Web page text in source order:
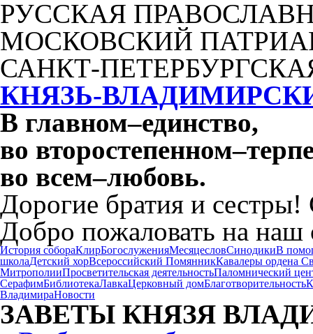
РУССКАЯ
МОСКОВСКИЙ
САНКТ-
КНЯЗЬ-
В главном–единство,
во второстепенном–
во всем–любовь.
Дорогие братия и
Добро пожаловать на наш
История собораКлирБогослуженияМесяцесловСинодикиВ
школаДетский хорВсероссийский ПомянникКавалеры ордена
МитрополииПросветительская деятельностьПаломнический
СерафимБиблиотекаЛавкаЦерковный домБлаготворительность
ВладимираНовости
ЗАВЕТЫ КНЯЗЯ